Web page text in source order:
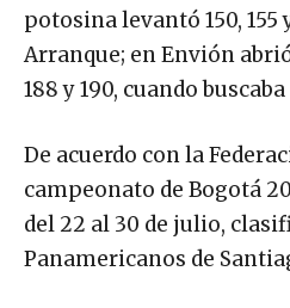
potosina levantó 150, 155
Arranque; en Envión
188 y 190, cuando
De acuerdo con la
campeonato de Bogotá
del 22 al 30 de julio,
Panamericanos de